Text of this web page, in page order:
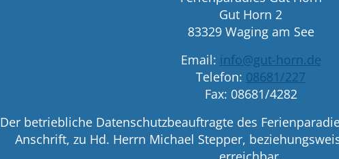
Gut Horn 2
83329 Waging am See
Email: info@gut-horn.de
Telefon: 08681/227
Fax: 08681/4282
Der betriebliche Datenschutzbeauftragte des
Anschrift, zu Hd. Herrn Michael Stepper,